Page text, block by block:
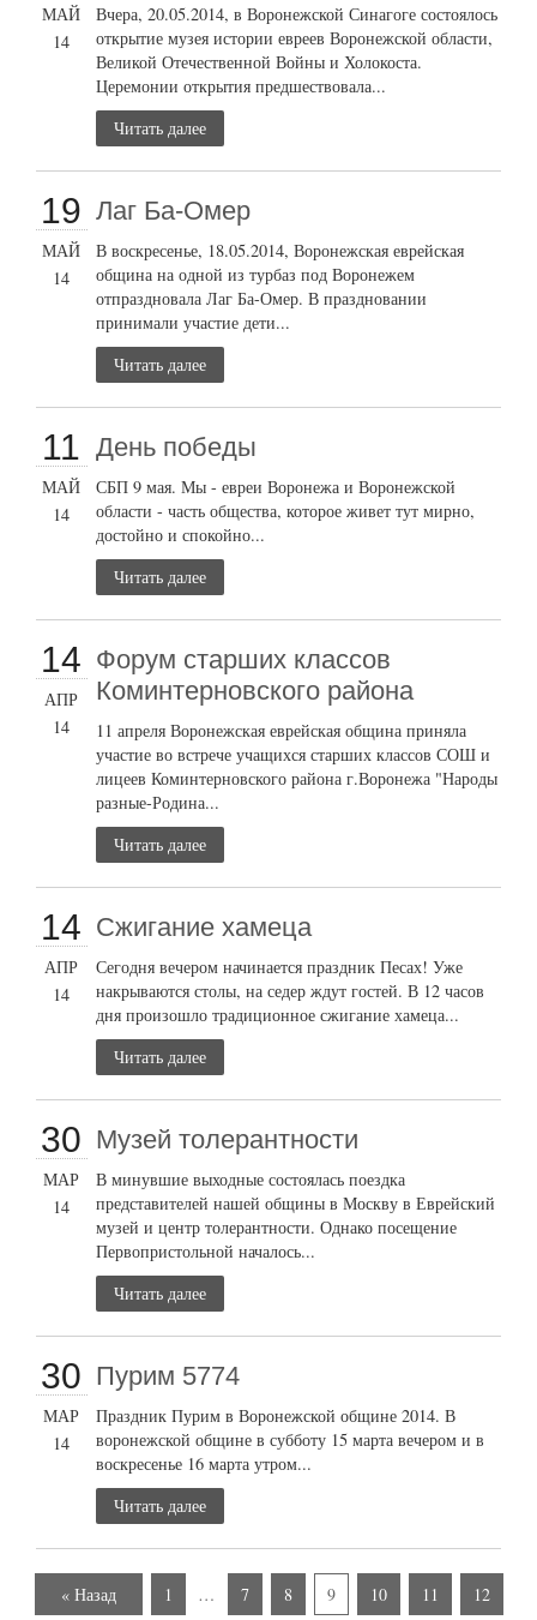
МАЙ
14
Вчера, 20.05.2014, в Воронежской Синагоге состоялось
открытие музея истории евреев Воронежской области,
Великой Отечественной Войны и Холокоста.
Церемонии открытия предшествовала...
Читать далее
19
МАЙ
14
Лаг Ба-Омер
В воскресенье, 18.05.2014, Воронежская еврейская
община на одной из турбаз под Воронежем
отпраздновала Лаг Ба-Омер. В праздновании
принимали участие дети...
Читать далее
11
МАЙ
14
День победы
СБП 9 мая. Мы - евреи Воронежа и Воронежской
области - часть общества, которое живет тут мирно,
достойно и спокойно...
Читать далее
14
АПР
14
Форум старших классов
Коминтерновского района
11 апреля Воронежская еврейская община приняла
участие во встрече учащихся старших классов СОШ и
лицеев Коминтерновского района г.Воронежа "Народы
разные-Родина...
Читать далее
14
АПР
14
Сжигание хамеца
Сегодня вечером начинается праздник Песах! Уже
накрываются столы, на седер ждут гостей. В 12 часов
дня произошло традиционное сжигание хамеца...
Читать далее
30
МАР
14
Музей толерантности
В минувшие выходные состоялась поездка
представителей нашей общины в Москву в Еврейский
музей и центр толерантности. Однако посещение
Первопристольной началось...
Читать далее
30
МАР
14
Пурим 5774
Праздник Пурим в Воронежской общине 2014. В
воронежской общине в субботу 15 марта вечером и в
воскресенье 16 марта утром...
Читать далее
« Назад 1 … 7 8 9 10 11 12